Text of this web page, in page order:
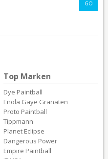
Top Marken
Dye Paintball
Enola Gaye Granaten
Proto Paintball
Tippmann
Planet Eclipse
Dangerous Power
Empire Paintball